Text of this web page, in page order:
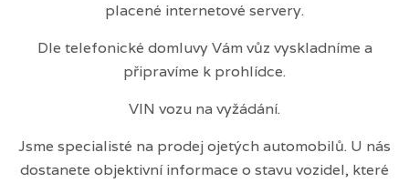
placené internetové servery.
Dle telefonické domluvy Vám vůz vyskladníme a
připravíme k prohlídce.
VIN vozu na vyžádání.
Jsme specialisté na prodej ojetých automobilů. U nás
dostanete objektivní informace o stavu vozidel, které